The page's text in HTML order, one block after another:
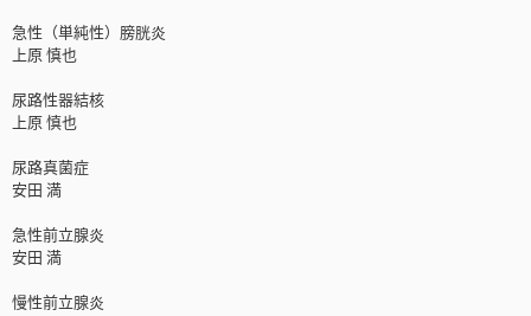
急性（単純性）膀胱炎
上原 慎也
尿路性器結核
上原 慎也
尿路真菌症
安田 満
急性前立腺炎
安田 満
慢性前立腺炎